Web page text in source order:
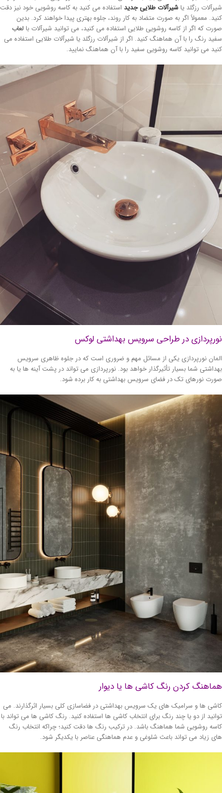
رزگلد یا شیرآلات طلایی جدیداستفاده می کنید به کاسه روشویی خود نیز دقت
معمولاً اگر به صورت متضاد به کار روند، جلوه بهتری پیدا خواهند کرد. بدین
که اگر از کاسه روشویی طلایی استفاده می کنید، می توانید شیرآلات بالعاب
رنگ را با آن هماهنگ کنید. اگر از شیرآلات رزگلد یا شیرآلات طلایی استفاده می
می توانید کاسه روشویی سفید را با آن هماهنگ نمایید.
در طراحی سرویس بهداشتی لوکس
نورپردازی یکی از مسائل مهم و ضروری است که در جلوه ظاهری سرویس
شما بسیار تأثیرگذار خواهد بود. نورپردازی می تواند در پشت آینه ها یا به
نورهای تک در فضای سرویس بهداشتی به کار برده شود.
کردن رنگ کاشی ها یا دیوار
ها و سرامیک های یک سرویس بهداشتی در فضاسازی کلی بسیار اثرگذارند. می
از دو یا چند رنگ برای انتخاب کاشی ها استفاده کنید. رنگ کاشی ها می تواند با
روشویی شما هماهنگ باشد. در ترکیب رنگ ها دقت کنید؛ چراکه انتخاب رنگ
زیاد می تواند باعث شلوغی و عدم هماهنگی عناصر با یکدیگر شود.